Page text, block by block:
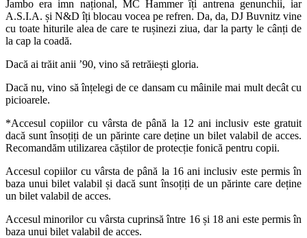
Jambo era imn național, MC Hammer îți antrena genunchii, iar
A.S.I.A. și N&D îți blocau vocea pe refren. Da, da, DJ Buvnitz vine
cu toate hiturile alea de care te rușinezi ziua, dar la party le cânți de
la cap la coadă.
Dacă ai trăit anii ’90, vino să retrăiești gloria.
Dacă nu, vino să înțelegi de ce dansam cu mâinile mai mult decât cu
picioarele.
*Accesul copiilor cu vârsta de până la 12 ani inclusiv este gratuit
dacă sunt însoțiți de un părinte care deține un bilet valabil de acces.
Recomandăm utilizarea căștilor de protecție fonică pentru copii.
Accesul copiilor cu vârsta de până la 16 ani inclusiv este permis în
baza unui bilet valabil și dacă sunt însoțiți de un părinte care deține
un bilet valabil de acces.
Accesul minorilor cu vârsta cuprinsă între 16 și 18 ani este permis în
baza unui bilet valabil de acces.